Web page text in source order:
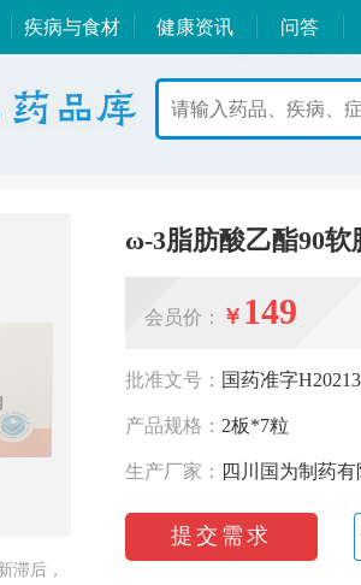
疾病与食材 健康资讯 问答
滞后，
ω-3脂肪酸乙酯90软
会员价： ￥ 149
批准文号： 国药准字
产品规格： 2板*7粒
生产厂家： 四川国为制药有
提交需求